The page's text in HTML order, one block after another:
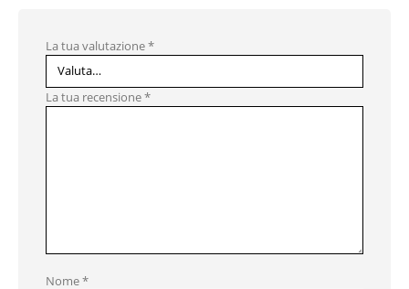
La tua valutazione*
La tua recensione*
Nome*